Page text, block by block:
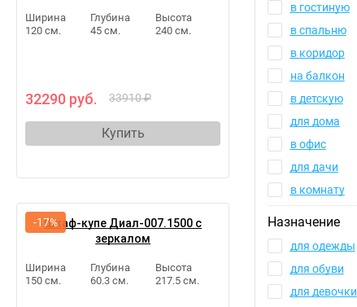
Ширина
120 см.
Глубина
45 см.
Высота
240 см.
32290 руб. 33910 ₽
Купить
Шкаф-купе Диал-007.1500 с
зеркалом
Ширина
150 см.
Глубина
60.3 см.
Высота
217.5 см.
-17%
в гостиную
в спальню
в коридор
на балкон
в детскую
для дома
в офис
для дачи
в комнату
Назначение
для одежды
для обуви
для девочки